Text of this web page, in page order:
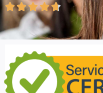
 